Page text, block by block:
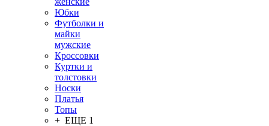
Юбки
Футболки и
майки
мужские
Кроссовки
Куртки и
толстовки
Носки
Платья
Топы
+ ЕЩЕ 1